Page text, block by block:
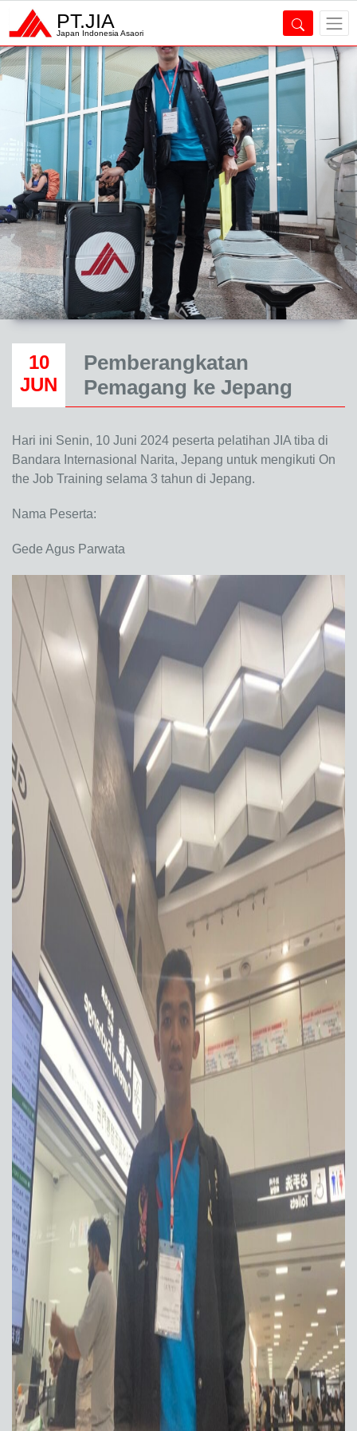
PT.JIA
Japan Indonesia Asaori
10
JUN
Pemberangkatan
Pemagang ke Jepang
Hari ini Senin, 10 Juni 2024 peserta pelatihan JIA tiba di
Bandara Internasional Narita, Jepang untuk mengikuti On
the Job Training selama 3 tahun di Jepang.
Nama Peserta:
Gede Agus Parwata